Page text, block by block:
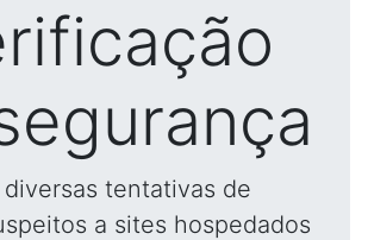
tentativas de
a sites hospedados